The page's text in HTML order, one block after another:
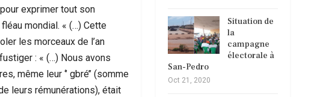
exprimer tout son
mondial. « (…) Cette
les morceaux de l’an
: « (…) Nous avons
même leur ‘’ gbré’’ (somme
leurs rémunérations), était
Situation de
la
campagne
électorale à
San-Pedro
Oct 21, 2020